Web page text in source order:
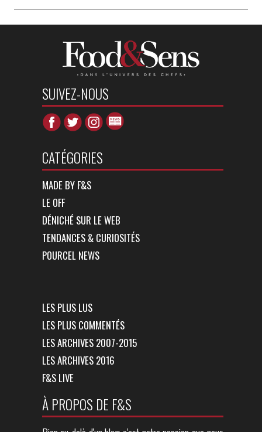
SUIVEZ-NOUS
CATÉGORIES
MADE BY F&S
LE OFF
DÉNICHÉ SUR LE WEB
TENDANCES & CURIOSITÉS
POURCEL NEWS
LES PLUS LUS
LES PLUS COMMENTÉS
LES ARCHIVES 2007-2015
LES ARCHIVES 2016
F&S LIVE
À PROPOS DE F&S